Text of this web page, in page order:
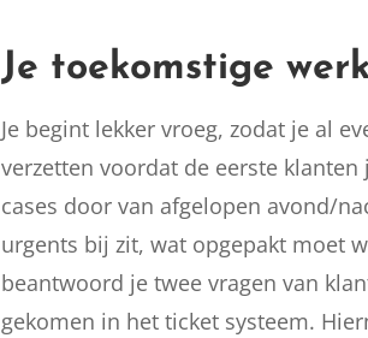
Je toekomstige
Je begint lekker vroeg, zodat je al
verzetten voordat de eerste klanten
cases door van afgelopen avond/
urgents bij zit, wat opgepakt moet
beantwoord je twee vragen van
gekomen in het ticket systeem.